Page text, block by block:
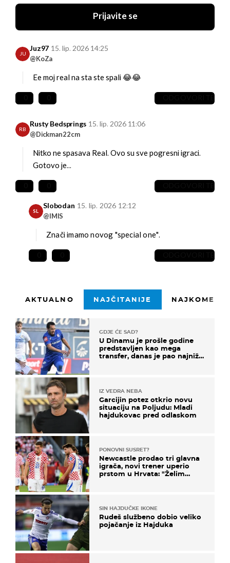
Prijavite se
JU
Juz97
@KoZa
15. lip. 2026 14:25
Ee moj real na sta ste spali 😂😂
RB
Rusty Bedsprings
@Dickman22cm
15. lip. 2026 11:06
Nitko ne spasava Real. Ovo su sve pogresni igraci.
Gotovo je...
SL
Slobodan
@IMIS
15. lip. 2026 12:12
Znači imamo novog "special one".
AKTUALNO NAJČITANIJE
GDJE ĆE SAD?
U Dinamu je prošle godine
predstavljen kao mega
transfer, danas je pao najniže
IZ VEDRA NEBA
Garcijin potez otkrio novu
situaciju na Poljudu: Mladi
hajdukovac pred odlaskom
PONOVNI SUSRET?
Newcastle prodao tri glavna
igrača, novi trener uperio
prstom u Hrvata: "Želim
SIN HAJDUČKE IKONE
Rudeš službeno dobio veliko
pojačanje iz Hajduka